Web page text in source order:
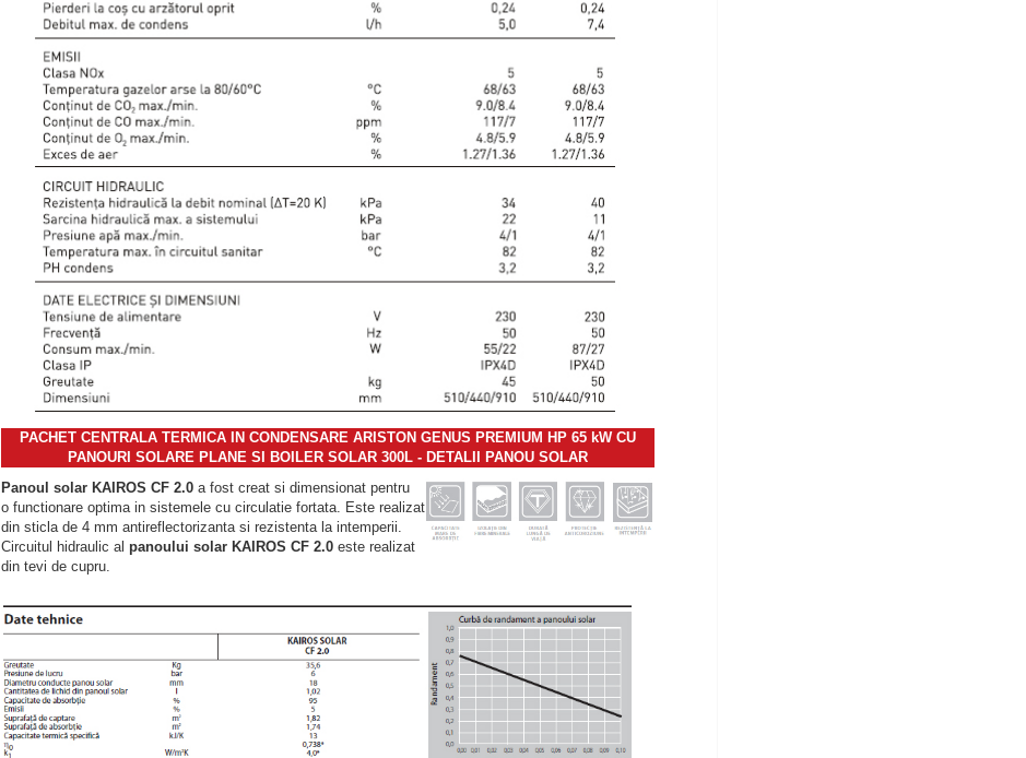
PACHET CENTRALA TERMICA IN CONDENSARE ARISTON GENUS PREMIUM HP 65 kW CU
PANOURI SOLARE PLANE SI BOILER SOLAR 300L - DETALII PANOU SOLAR
Panoul solar KAIROS CF 2.0a fost creat si dimensionat pentru
o functionare optima in sistemele cu circulatie fortata. Este realizat
din sticla de 4 mm antireflectorizanta si rezistenta la intemperii.
Circuitul hidraulic al panoului solar KAIROS CF 2.0este realizat
din tevi de cupru.